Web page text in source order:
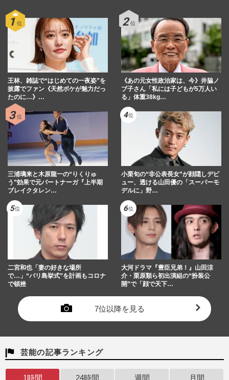
王林、雑誌で“はじめての一夜姿”を
披露でファン《天然ボケが魅力だっ
たのに…》…
《あの元女性政治家は、今》井脇ノ
ブ子さん「私には子どもが5万人い
る」体重38kg…
三浦璃来と木原龍一の“りくりゅ
う”効果で元パートナーガ『上半期
ブレイクタレン…
小栗旬の“非公表長女”が顔隠しデビ
ュー、透ける山田優の「スーパーモ
デルに」野…
二宮和也「妻の好きな場所
で…」“バリ島挙式”を計画もコロナ
で頓挫
大河ドラマ『豊臣兄弟！』山田涼
介・栗原類ら初出演組の“扮装公
開”で「顔で天下…
7位以降を見る
芸能の記事ランキング
1時間 24時間 週間 月間